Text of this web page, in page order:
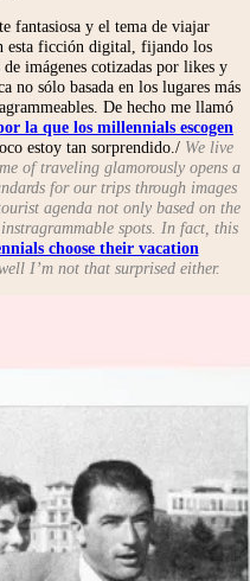
fantasiosa y el tema de viajar
esta ficción digital, fijando los
de imágenes cotizadas por likes y
no sólo basada en los lugares más
De hecho me llamó
la que los millennials escogen
estoy tan sorprendido./ We live
of traveling glamorously opens a
for our trips through images
agenda not only based on the
spots. In fact, this
choose their vacation
I’m not that surprised either.